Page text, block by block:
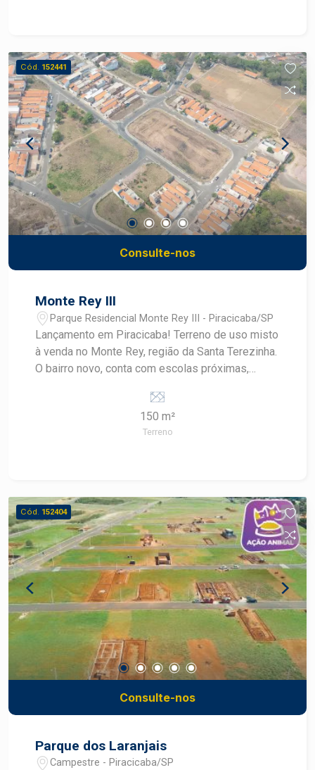
Cód. 152441
Consulte-nos
Monte Rey III
Parque Residencial Monte Rey III - Piracicaba/SP
Lançamento em Piracicaba! Terreno de uso misto
à venda no Monte Rey, região da Santa Terezinha.
O bairro novo, conta com escolas próximas,
novos comércios. A venda pode ser feita com
financiamento para casa e construção.
150 m²
Terreno
Cód. 152404
Consulte-nos
Parque dos Laranjais
Campestre - Piracicaba/SP